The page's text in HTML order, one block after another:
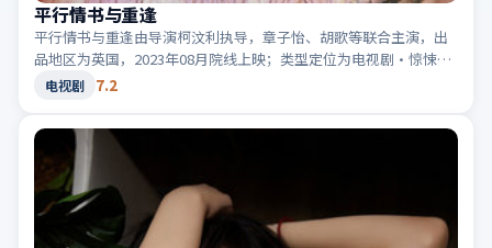
平行情书与重逢
平行情书与重逢由导演柯汶利执导，章子怡、胡歌等联合主演，出
品地区为英国，2023年08月院线上映；类型定位为电视剧·惊悚，
音效与剪辑节奏凌厉。适合检索「英国惊悚」「2023高分电视剧」
电视剧 7.2